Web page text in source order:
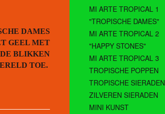
DAMES
GEEL MET
BLIKKEN
TOE.
MI ARTE TROPICAL 1
"TROPISCHE DAMES"
MI ARTE TROPICAL 2
"HAPPY STONES"
MI ARTE TROPICAL 3
TROPISCHE POPPEN
TROPISCHE SIERADEN
ZILVEREN SIERADEN
MINI KUNST